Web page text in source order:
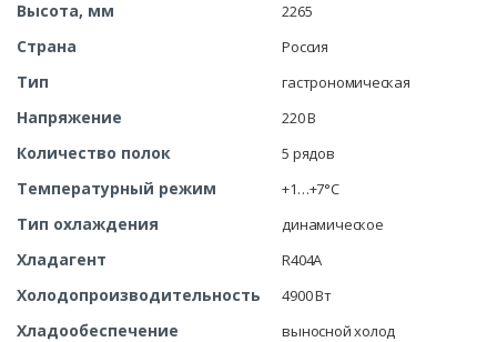
Высота, мм 2265
Страна Россия
Тип гастрономическая
Напряжение 220 В
Количество полок 5 рядов
Температурный режим +1…+7°C
Тип охлаждения динамическое
Хладагент R404A
Холодопроизводительность 4900 Вт
Хладообеспечение выносной холод